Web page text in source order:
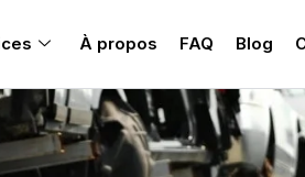
À propos FAQ Blog